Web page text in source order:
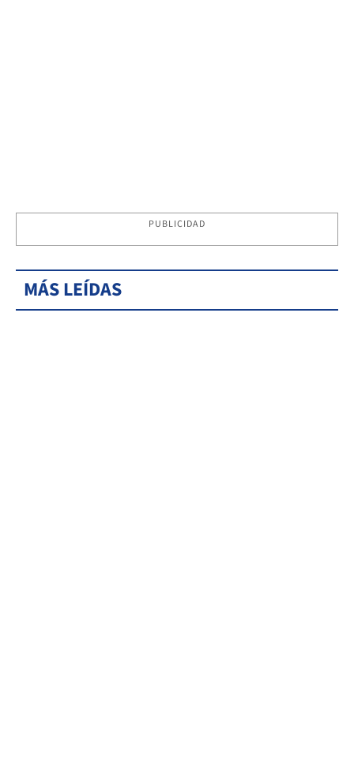
PUBLICIDAD
MÁS LEÍDAS